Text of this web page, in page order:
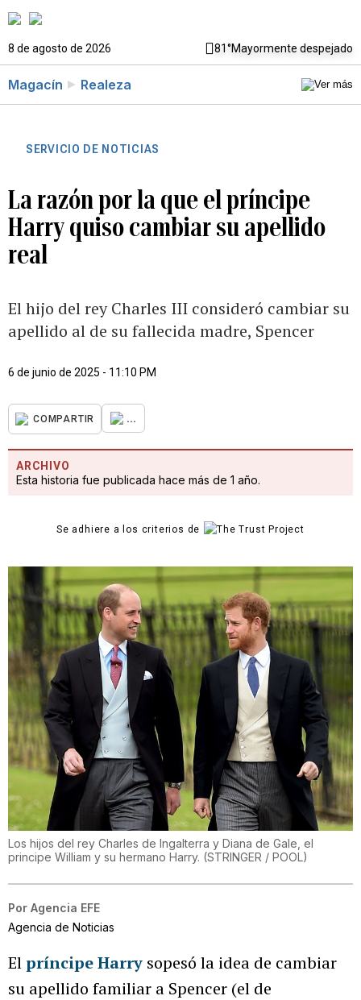
8 de agosto de 2026 81°Mayormente despejado
Magacín Realeza
SERVICIO DE NOTICIAS
La razón por la que el príncipe
Harry quiso cambiar su apellido
real
El hijo del rey Charles III consideró cambiar su
apellido al de su fallecida madre, Spencer
6 de junio de 2025 - 11:10 PM
COMPARTIR ...
ARCHIVO
Esta historia fue publicada hace más de 1 año.
Se adhiere a los criterios de
Los hijos del rey Charles de Ingalterra y Diana de Gale, el
principe William y su hermano Harry. (STRINGER / POOL)
Por Agencia EFE
Agencia de Noticias
Elpríncipe Harry sopesó la idea de cambiar
su apellido familiar a Spencer (el de